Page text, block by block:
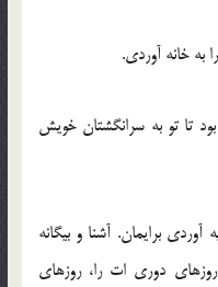
خانه آوردی.
تا تو به سرانگشتان خویش
برایمان. آشنا و بیگانه
دوری ات را، روزهای